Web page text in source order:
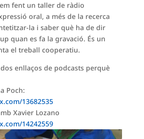
fent un taller de ràdio
oral, a més de la recerca
la i saber què ha de dir
quan es fa la gravació. És un
el treball cooperatiu.
enllaços de podcasts perquè
Poch:
13682535
Xavier Lozano
14242559